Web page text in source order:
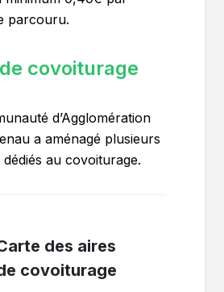
parcouru.
covoiturage
d’Agglomération
a aménagé plusieurs
au covoiturage.
des aires
covoiturage